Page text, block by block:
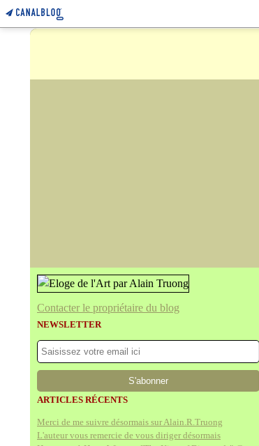
Contacter le propriétaire du blog
NEWSLETTER
ARTICLES RÉCENTS
Merci de me suivre désormais sur Alain.R.Truong
L'auteur vous remercie de vous diriger désormais